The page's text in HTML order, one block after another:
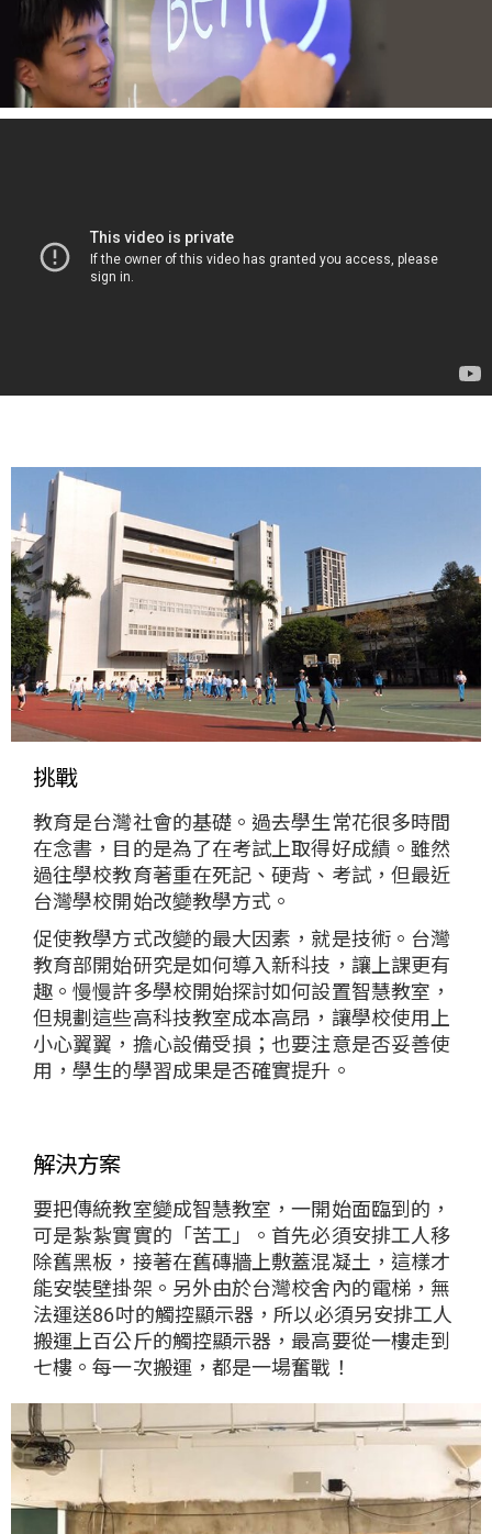
挑戰
教育是台灣社會的基礎。過去學生常花很多時間
在念書，目的是為了在考試上取得好成績。雖然
過往學校教育著重在死記、硬背、考試，但最近
台灣學校開始改變教學方式。
促使教學方式改變的最大因素，就是技術。台灣
教育部開始研究是如何導入新科技，讓上課更有
趣。慢慢許多學校開始探討如何設置智慧教室，
但規劃這些高科技教室成本高昂，讓學校使用上
小心翼翼，擔心設備受損；也要注意是否妥善使
用，學生的學習成果是否確實提升。
解決方案
要把傳統教室變成智慧教室，一開始面臨到的，
可是紮紮實實的「苦工」。首先必須安排工人移
除舊黑板，接著在舊磚牆上敷蓋混凝土，這樣才
能安裝壁掛架。另外由於台灣校舍內的電梯，無
法運送86吋的觸控顯示器，所以必須另安排工人
搬運上百公斤的觸控顯示器，最高要從一樓走到
七樓。每一次搬運，都是一場奮戰！